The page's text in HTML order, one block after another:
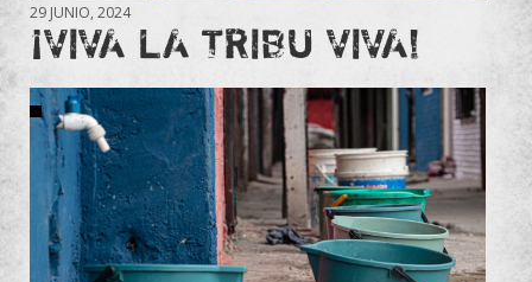
29 JUNIO, 2024
¡VIVA LA TRIBU VIVA!